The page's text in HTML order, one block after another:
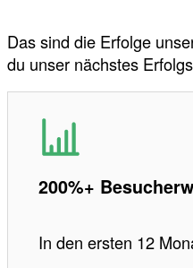
Das sind die Erfolge
du unser nächstes
200%+
In den ersten 12